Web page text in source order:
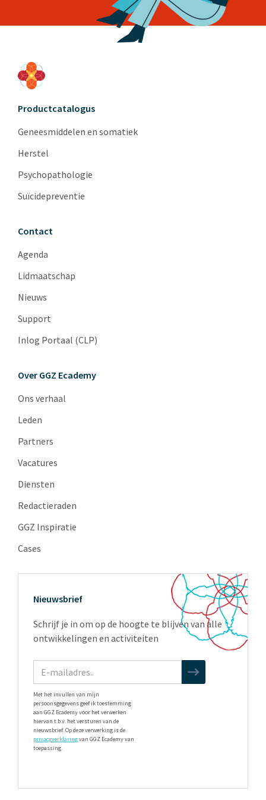
Productcatalogus
Geneesmiddelen en somatiek
Herstel
Psychopathologie
Suïcidepreventie
Contact
Agenda
Lidmaatschap
Nieuws
Support
Inlog Portaal (CLP)
Over GGZ Ecademy
Ons verhaal
Leden
Partners
Vacatures
Diensten
Redactieraden
GGZ Inspiratie
Cases
Nieuwsbrief
Schrijf je in om op de hoogte te blijven van alle
ontwikkelingen en activiteiten
Met het invullen van mijn
persoonsgegevens geef ik toestemming
aan GGZ Ecademy voor het verwerken
hiervan t.b.v. het versturen van de
nieuwsbrief. Op deze verwerking is de
privacyverklaringvan GGZ Ecademy van
toepassing.